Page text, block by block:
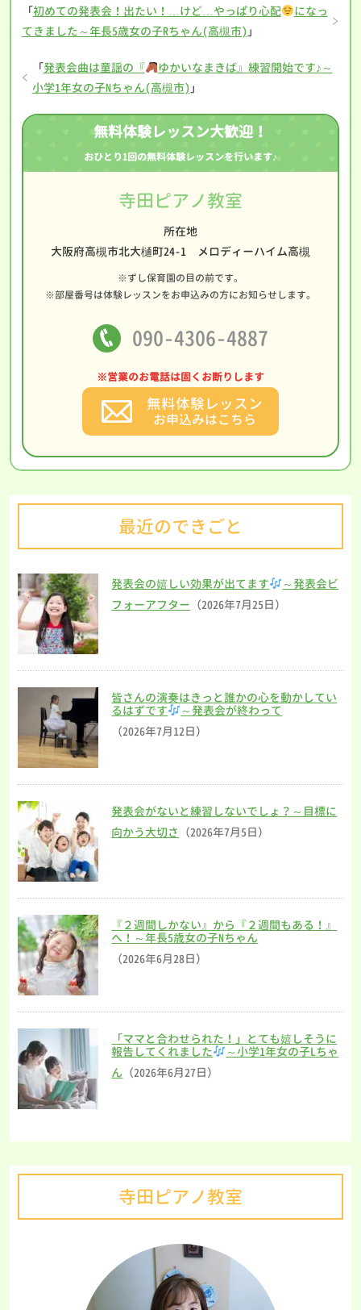
「初めての発表会！出たい！…けど…やっぱり心配
になっ
てきました～年長5歳女の子Rちゃん(高槻市) 」
「発表会曲は童謡の『
ゆかいなまきば』練習開始です♪～
小学1年女の子Nちゃん(高槻市) 」
無料体験レッスン大歓迎！
おひとり1回の無料体験レッスンを行います♪
寺田ピアノ教室
所在地
大阪府高槻市北大樋町24-1 メロディーハイム高槻
※ずし保育園の目の前です。
※部屋番号は体験レッスンをお申込みの方にお知らせします。
090-4306-4887
※営業のお電話は固くお断りします
無料体験レッスン
お申込みはこちら
最近のできごと
発表会の嬉しい効果が出てます
～発表会ビ
フォーアフター （2026年7月25日）
皆さんの演奏はきっと誰かの心を動かしてい
るはずです
～発表会が終わって
（2026年7月12日）
発表会がないと練習しないでしょ？～目標に
向かう大切さ （2026年7月5日）
『２週間しかない』から『２週間もある！』
へ！～年長5歳女の子Nちゃん
（2026年6月28日）
「ママと合わせられた！」とても嬉しそうに
報告してくれました
～小学1年女の子Lちゃ
ん （2026年6月27日）
寺田ピアノ教室